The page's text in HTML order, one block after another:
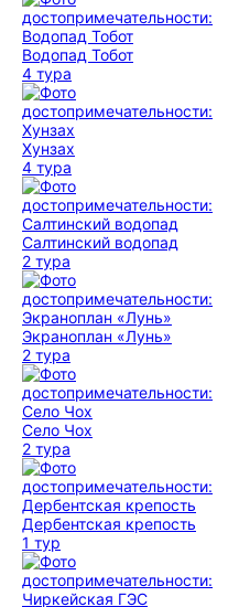
Водопад Тобот
4 тура
Хунзах
4 тура
Салтинский водопад
2 тура
Экраноплан «Лунь»
2 тура
Село Чох
2 тура
Дербентская крепость
1 тур